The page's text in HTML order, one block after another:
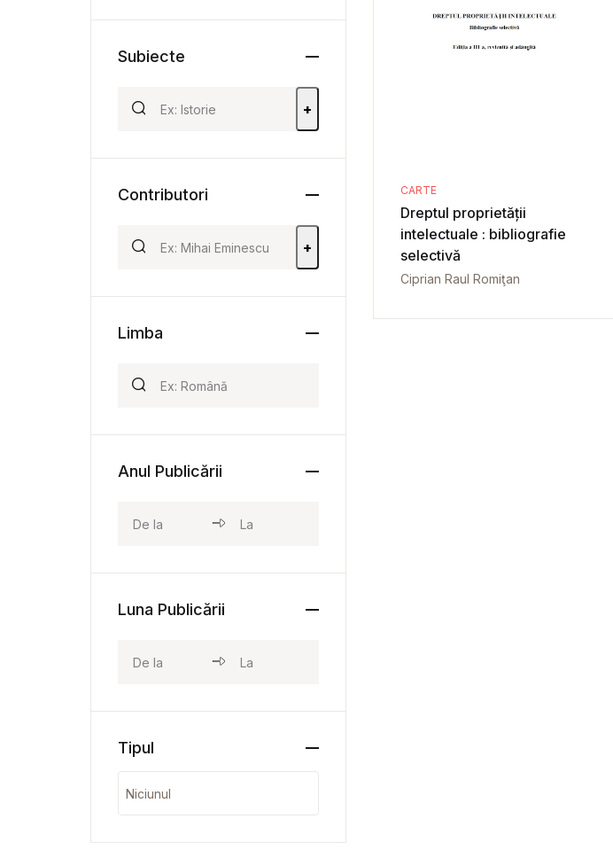
CARTE
Dreptul proprietății
intelectuale : bibliografie
selectivă
Ciprian Raul Romiţan
Subiecte
+
Contributori
+
Limba
Anul Publicării
Luna Publicării
Tipul